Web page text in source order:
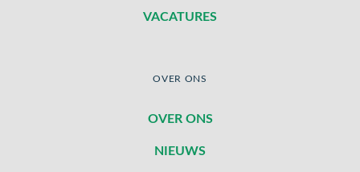
VACATURES
OVER ONS
OVER ONS
NIEUWS